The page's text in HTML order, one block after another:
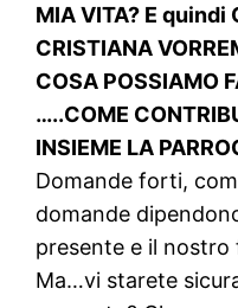
MIA VITA? E quindi
CRISTIANA
COSA POSSIAMO
…..COME
INSIEME LA
Domande forti,
domande
presente e il nostro
Ma…vi starete